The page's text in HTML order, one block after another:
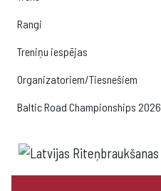
Rangi
Treniņu iespējas
Organizatoriem/Tiesnešiem
Baltic Road Championships 2026